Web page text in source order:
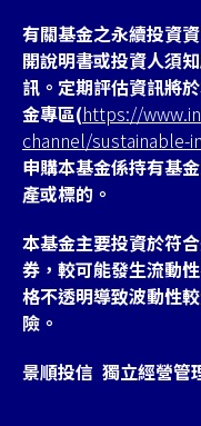
有關基金之永續投資
開說明書或投資人須
訊。定期評估資訊將
金專區(https://
channel/sustainable-
申購本基金係持有基
產或標的。
本基金主要投資於符
券，較可能發生流動
格不透明導致波動性
險。
景順投信 獨立經營管